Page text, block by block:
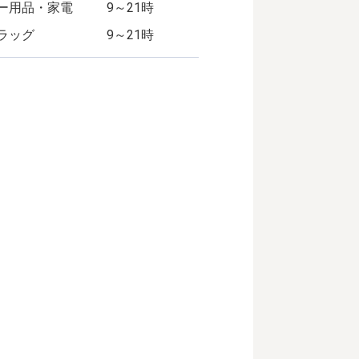
用品・家電
9～21時
ッグ
9～21時